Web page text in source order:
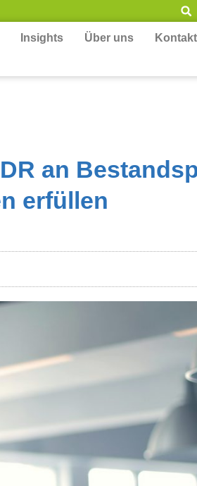
Insights Über uns Kontakt
an
erfüllen